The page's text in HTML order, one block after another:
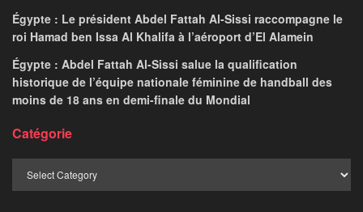
Égypte : Le président Abdel Fattah Al-Sissi raccompagne le
roi Hamad ben Issa Al Khalifa à l’aéroport d’El Alamein
Égypte : Abdel Fattah Al-Sissi salue la qualification
historique de l’équipe nationale féminine de handball des
moins de 18 ans en demi-finale du Mondial
Catégorie